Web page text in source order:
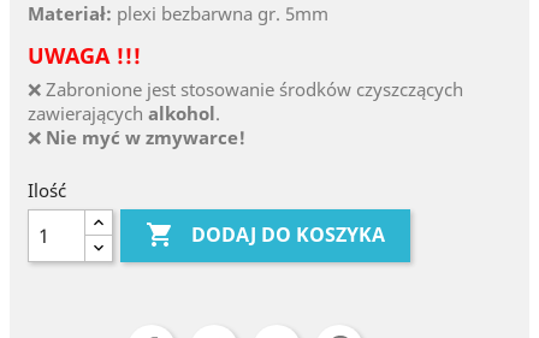
Materiał: plexi bezbarwna gr. 5mm
UWAGA !!!
❌ Zabronione jest stosowanie środków czyszczących
zawierających alkohol.
❌ Nie myć w zmywarce!
Ilość
 DODAJ DO KOSZYKA